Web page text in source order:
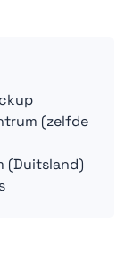
(zelfde
(Duitsland)